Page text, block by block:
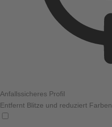
Anfallssicheres Profil
Entfernt Blitze und reduziert Farben